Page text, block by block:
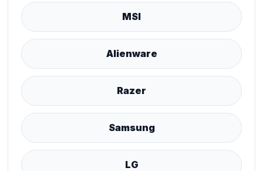
MSI
Alienware
Razer
Samsung
LG